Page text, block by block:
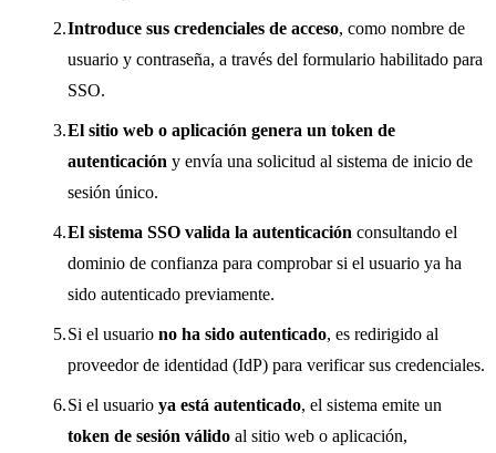
Introduce sus credenciales de acceso, como nombre de
usuario y contraseña, a través del formulario habilitado para
SSO.
El sitio web o aplicación genera un token de
autenticación y envía una solicitud al sistema de inicio de
sesión único.
El sistema SSO valida la autenticación consultando el
dominio de confianza para comprobar si el usuario ya ha
sido autenticado previamente.
Si el usuario no ha sido autenticado, es redirigido al
proveedor de identidad (IdP) para verificar sus credenciales.
Si el usuario ya está autenticado, el sistema emite un
token de sesión válido al sitio web o aplicación,